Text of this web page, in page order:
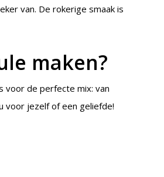
van. De rokerige smaak is
maken?
voor de perfecte mix: van
voor jezelf of een geliefde!